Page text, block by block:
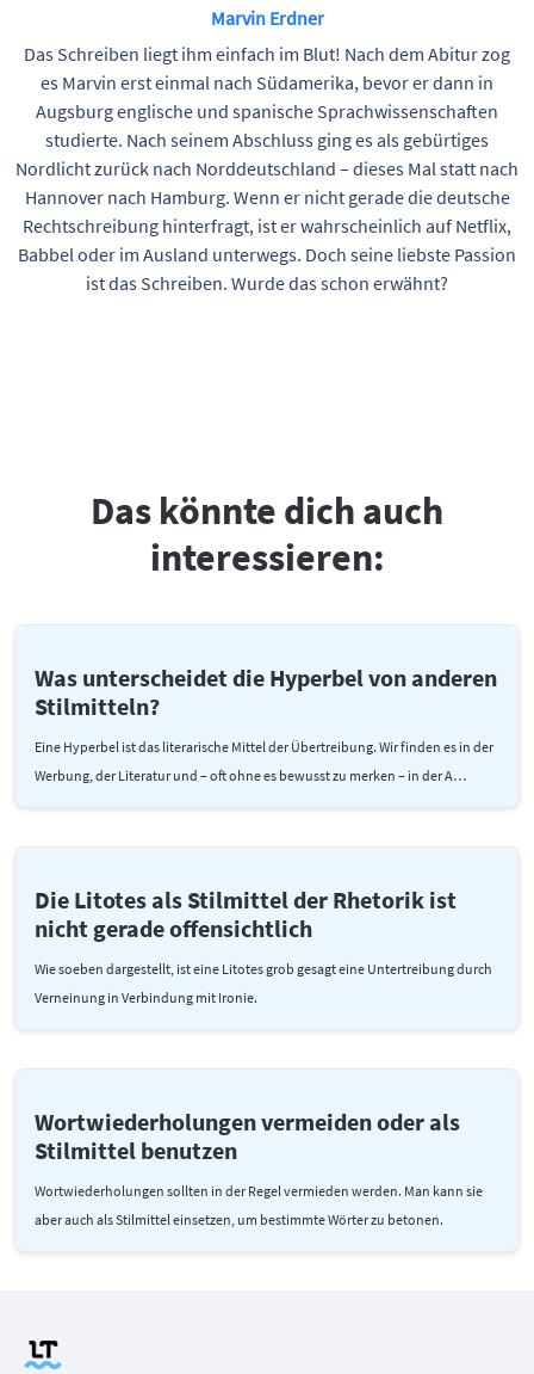
Marvin Erdner
Das Schreiben liegt ihm einfach im Blut! Nach dem Abitur zog
es Marvin erst einmal nach Südamerika, bevor er dann in
Augsburg englische und spanische Sprachwissenschaften
studierte. Nach seinem Abschluss ging es als gebürtiges
Nordlicht zurück nach Norddeutschland – dieses Mal statt nach
Hannover nach Hamburg. Wenn er nicht gerade die deutsche
Rechtschreibung hinterfragt, ist er wahrscheinlich auf Netflix,
Babbel oder im Ausland unterwegs. Doch seine liebste Passion
ist das Schreiben. Wurde das schon erwähnt?
Das könnte dich auch
interessieren:
Was unterscheidet die Hyperbel von anderen
Stilmitteln?
Eine Hyperbel ist das literarische Mittel der Übertreibung. Wir finden es in der
Werbung, der Literatur und – oft ohne es bewusst zu merken – in der A…
Die Litotes als Stilmittel der Rhetorik ist
nicht gerade offensichtlich
Wie soeben dargestellt, ist eine Litotes grob gesagt eine Untertreibung durch
Verneinung in Verbindung mit Ironie.
Wortwiederholungen vermeiden oder als
Stilmittel benutzen
Wortwiederholungen sollten in der Regel vermieden werden. Man kann sie
aber auch als Stilmittel einsetzen, um bestimmte Wörter zu betonen.